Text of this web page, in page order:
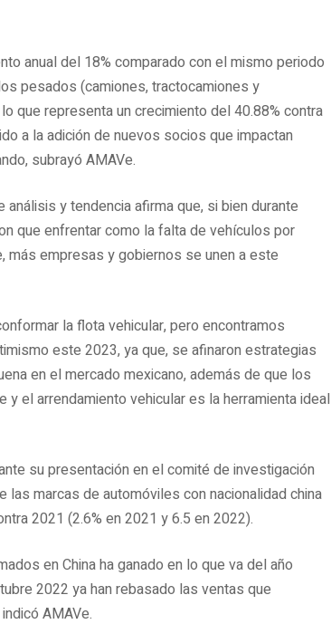
anual del 18% comparado con el mismo periodo
pesados (camiones, tractocamiones y
que representa un crecimiento del 40.88% contra
a la adición de nuevos socios que impactan
subrayó AMAVe.
y tendencia afirma que, si bien durante
que enfrentar como la falta de vehículos por
más empresas y gobiernos se unen a este
la flota vehicular, pero encontramos
este 2023, ya que, se afinaron estrategias
en el mercado mexicano, además de que los
el arrendamiento vehicular es la herramienta ideal
su presentación en el comité de investigación
marcas de automóviles con nacionalidad china
2021 (2.6% en 2021 y 6.5 en 2022).
en China ha ganado en lo que va del año
2022 ya han rebasado las ventas que
AMAVe.